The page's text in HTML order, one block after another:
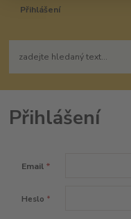
Přihlášení
Přihlášení
Email *
Heslo *